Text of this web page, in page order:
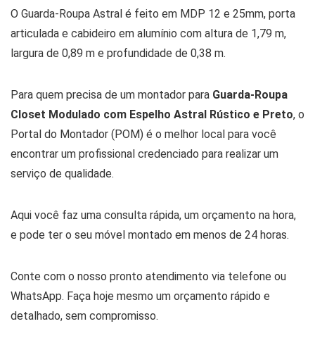
O Guarda-Roupa Astral é feito em MDP 12 e 25mm, porta
articulada e cabideiro em alumínio com altura de 1,79 m,
largura de 0,89 m e profundidade de 0,38 m.
Para quem precisa de um montador para Guarda-Roupa
Closet Modulado com Espelho Astral Rústico e Preto, o
Portal do Montador (POM) é o melhor local para você
encontrar um profissional credenciado para realizar um
serviço de qualidade.
Aqui você faz uma consulta rápida, um orçamento na hora,
e pode ter o seu móvel montado em menos de 24 horas.
Conte com o nosso pronto atendimento via telefone ou
WhatsApp. Faça hoje mesmo um orçamento rápido e
detalhado, sem compromisso.